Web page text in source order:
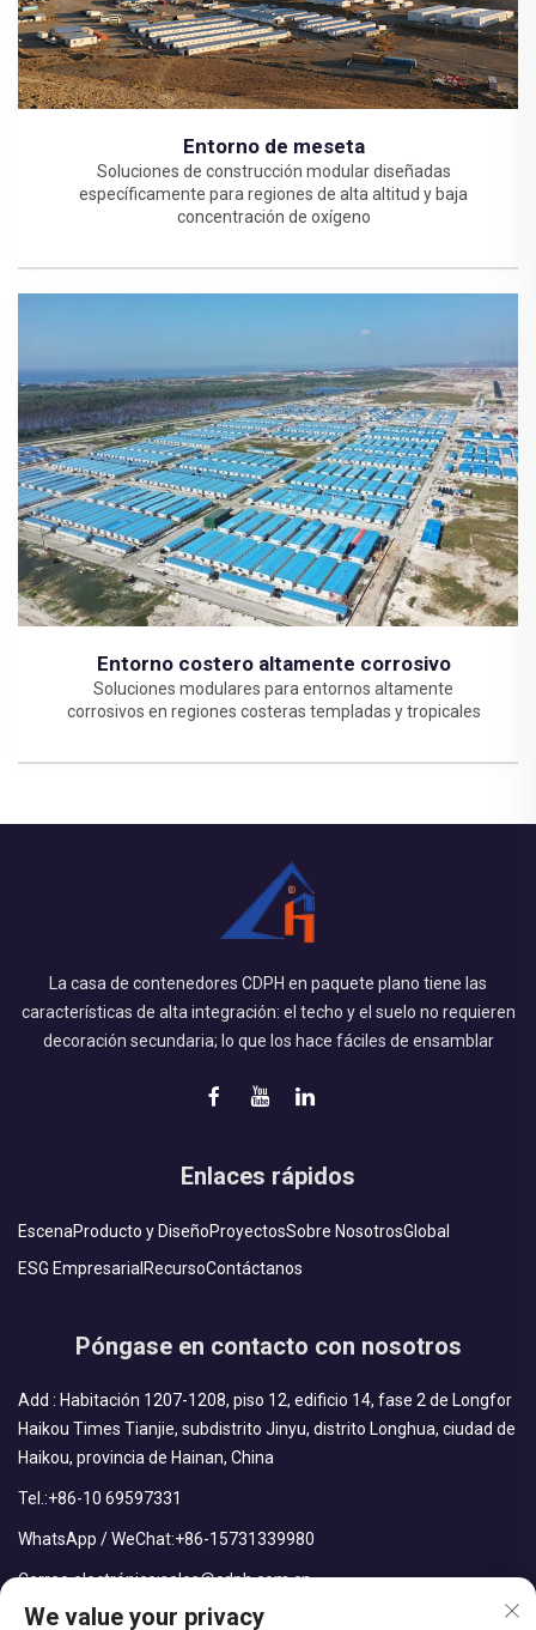
Entorno de meseta
Soluciones de construcción modular diseñadas
específicamente para regiones de alta altitud y baja
concentración de oxígeno
Entorno costero altamente corrosivo
Soluciones modulares para entornos altamente
corrosivos en regiones costeras templadas y tropicales
La casa de contenedores CDPH en paquete plano tiene las
características de alta integración: el techo y el suelo no requieren
decoración secundaria; lo que los hace fáciles de ensamblar
Enlaces rápidos
EscenaProducto y DiseñoProyectosSobre NosotrosGlobal
ESG Empresarial RecursoContáctanos
Póngase en contacto con nosotros
Add : Habitación 1207-1208, piso 12, edificio 14, fase 2 de Longfor
Haikou Times Tianjie, subdistrito Jinyu, distrito Longhua, ciudad de
Haikou, provincia de Hainan, China
Tel.:+86-10 69597331
WhatsApp / WeChat:+86-15731339980
Correo electrónico:sales@cdph.com.cn
We value your privacy